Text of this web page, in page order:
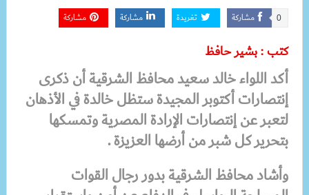
مشاركة 0 تغريدة مشاركة مشاركة
كتب : بشير حافظ
أكد اللواء خالد سعيد محافظ الشرقية أن ذكرى
إنتصارات أكتوبر المجيدة ستظل خالدة في الأذهان
لتعبر عن إنتصارات الإرادة المصرية وتمسكها
بتحرير كل شبر من أرضها العزيزة .
وأشاد محافظ الشرقيةبدور رجال القوات